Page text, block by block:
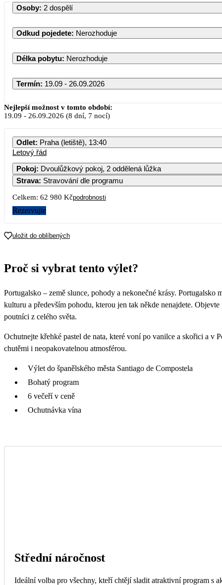
Osoby: 2 dospělí
Odkud pojedete: Nerozhoduje
Délka pobytu: Nerozhoduje
Termín: 19.09 - 26.09.2026
Nejlepší možnost v tomto období:
19.09 - 26.09.2026 (8 dní, 7 nocí)
Odlet: Praha (letiště), 13:40
Letový řád
Pokoj: Dvoulůžkový pokoj, 2 oddělená lůžka
Strava: Stravování dle programu
Celkem: 62 980 Kčpodrobnosti
Rezervujte
uložit do oblíbených
Proč si vybrat tento výlet?
Portugalsko – země slunce, pohody a nekonečné krásy.
kulturu a především pohodu, kterou jen tak někde nenajdete.
poutníci z celého světa.
Ochutnejte křehké pastel de nata, které voní po vanilce a skořici a
chutěmi i neopakovatelnou atmosférou.
Výlet do španělského města Santiago de Compostela
Bohatý program
6 večeří v ceně
Ochutnávka vína
Střední náročnost
Ideální volba pro všechny, kteří chtějí sladit atraktivní program s